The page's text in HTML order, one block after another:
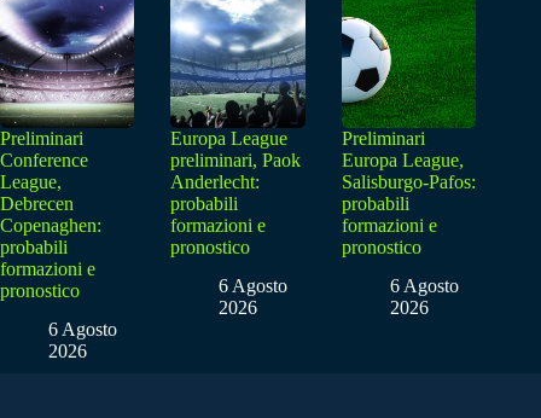
Preliminari
Conference
League,
Debrecen
Copenaghen:
probabili
formazioni e
pronostico
6 Agosto
2026
Europa League
preliminari, Paok
Anderlecht:
probabili
formazioni e
pronostico
6 Agosto
2026
Preliminari
Europa League,
Salisburgo-Pafos:
probabili
formazioni e
pronostico
6 Agosto
2026